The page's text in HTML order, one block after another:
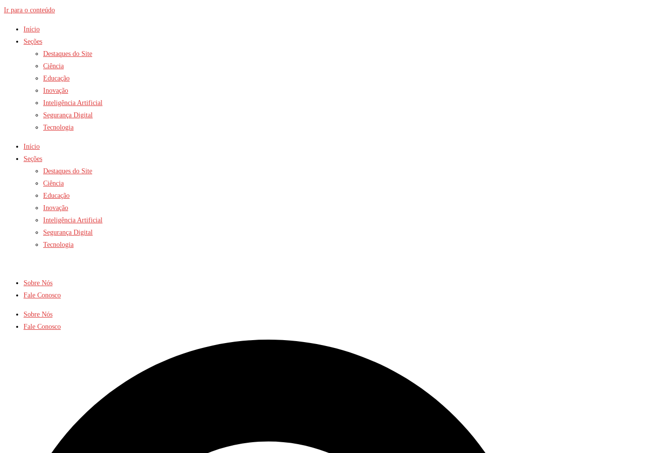
Ir para o conteúdo
Início
Seções
Destaques do Site
Ciência
Educação
Inovação
Inteligência Artificial
Segurança Digital
Tecnologia
Início
Seções
Destaques do Site
Ciência
Educação
Inovação
Inteligência Artificial
Segurança Digital
Tecnologia
Sobre Nós
Fale Conosco
Sobre Nós
Fale Conosco